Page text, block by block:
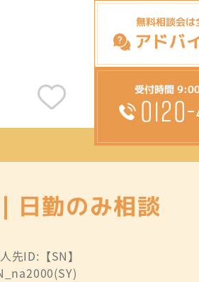
無料相談会は
アドバ
受付時間
日勤のみ相談
先ID:【SN】